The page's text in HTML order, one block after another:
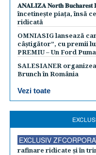
𝐀𝐍𝐀𝐋𝐈𝐙𝐀 𝐍𝐨𝐫𝐭𝐡
încetinește piața, însă
ridicată
OMNIASIG lansează
câștigător”, cu premii
PREMIU – Un Ford
SALESIANER
Brunch în România
Vezi toate
EXCLUSIV
rafinare ridicate şi în